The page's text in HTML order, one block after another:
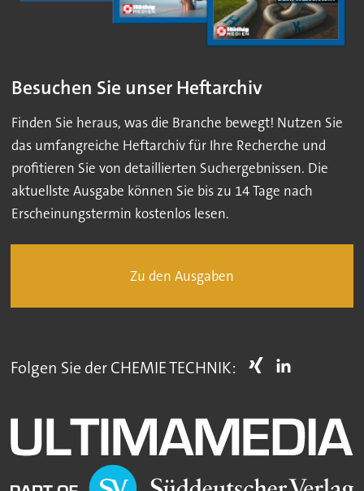
Besuchen Sie unser Heftarchiv
Finden Sie heraus, was die Branche bewegt! Nutzen Sie
das umfangreiche Heftarchiv für Ihre Recherche und
profitieren Sie von detaillierten Suchergebnissen. Die
aktuellste Ausgabe können Sie bis zu 14 Tage nach
Erscheinungstermin kostenlos lesen.
Zu den Ausgaben
Folgen Sie der CHEMIE TECHNIK: